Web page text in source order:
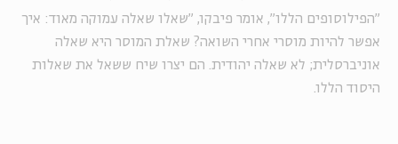
"הפילוסופים הללו", אומר פיבקו, "שאלו שאלה עמוקה מאוד: איך
אפשר להיות מוסרי אחרי השואה? שאלת המוסר היא שאלה
אוניברסלית; לא שאלה יהודית. הם יצרו שיח ששאל את שאלות
היסוד הללו.